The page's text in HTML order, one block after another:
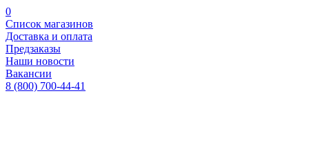
0
Список магазинов
Доставка и оплата
Предзаказы
Наши новости
Вакансии
8 (800) 700-44-41